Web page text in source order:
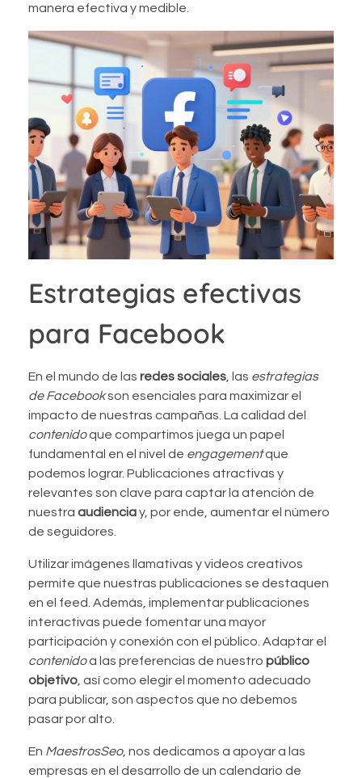
manera efectiva y medible.
Estrategias efectivas
para Facebook
En el mundo de las redes sociales , las estrategias
de Facebookson esenciales para maximizar el
impacto de nuestras campañas. La calidad del
contenidoque compartimos juega un papel
fundamental en el nivel de engagementque
podemos lograr. Publicaciones atractivas y
relevantes son clave para captar la atención de
nuestra audienciay, por ende, aumentar el número
de seguidores.
Utilizar imágenes llamativas y videos creativos
permite que nuestras publicaciones se destaquen
en el feed. Además, implementar publicaciones
interactivas puede fomentar una mayor
participación y conexión con el público. Adaptar el
contenidoa las preferencias de nuestro público
objetivo , así como elegir el momento adecuado
para publicar, son aspectos que no debemos
pasar por alto.
En MaestrosSeo, nos dedicamos a apoyar a las
empresas en el desarrollo de un calendario de